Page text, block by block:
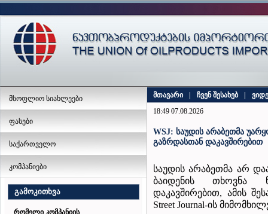
მსოფლიო სიახლეები
ფასები
საქართველო
კომპანიები
გამოკითხვა
რომელი კომპანიის
მთავარი ჩვენ შესახებ
18:49 07.08.2026
WSJ: საუდის არაბეთმა
გაზრდასთან დაკავშირებით
საუდის არაბეთმა არ
ბაიდენის თხოვნა
დაკავშირებით, ამის
Street Journal-ის